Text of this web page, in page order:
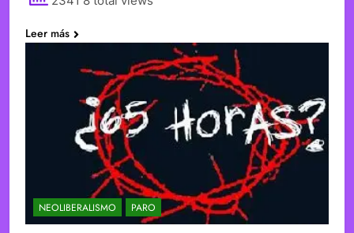
Leer más
NEOLIBERALISMO PARO